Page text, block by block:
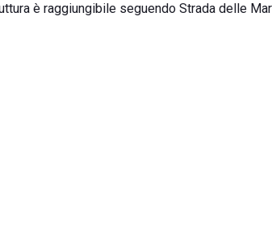
è raggiungibile seguendo Strada delle